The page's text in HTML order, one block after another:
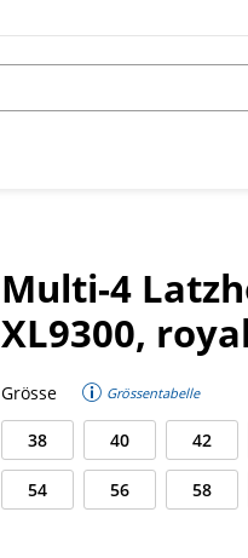
Multi-4
XL9300,
Grösse Grössentabelle
38 40 42
54 56 58